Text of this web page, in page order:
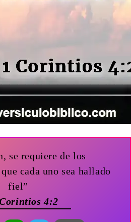
se requiere de los
cada uno sea hallado
fiel”
4:2